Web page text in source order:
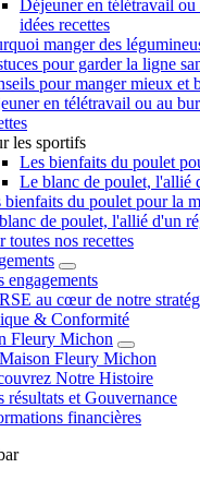
Déjeuner en télétravail
idées recettes
manger des
pour garder la ligne
pour manger mieux et
en télétravail ou au
les sportifs
Les bienfaits du poulet
Le blanc de poulet, l'allié
bienfaits du poulet pour la
de poulet, l'allié d'un
toutes nos recettes
engagements
au cœur de notre
& Conformité
Fleury Michon
Fleury Michon
Notre Histoire
résultats et Gouvernance
financières